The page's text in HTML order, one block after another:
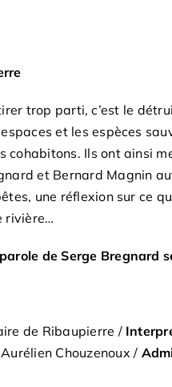
trop parti, c’est le
et les espèces
Ils ont ainsi
et Bernard Magnin
une réflexion sur ce
rivière…
de Serge Bregnard
de Ribaupierre /
Aurélien Chouzenoux /